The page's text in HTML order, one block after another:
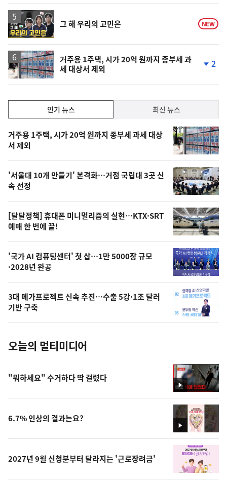
상
승
영
상
그 해 우리의 고민은 NEW
거주용 1주택, 시가 20억 원까지 종부세 과
세 대상서 제외
하
락
2
기,
최
신,
오
늘
의
영
상
오
의
사
진
인기 뉴스 최신 뉴스
기
뉴
스
거주용 1주택, 시가 20억 원까지 종부세 과세 대상
서 제외
'서울대 10개 만들기' 본격화…거점 국립대 3곳 신
속 선정
[달달정책] 휴대폰 미니멀리즘의 실현…KTX·SRT
예매 한 번에 끝!
'국가 AI 컴퓨팅센터' 첫 삽…1만 5000장 규모
·2028년 완공
3대 메가프로젝트 신속 추진…수출 5강·1조 달러
기반 구축
오늘의 멀티미디어
영
상
"뭐하세요" 수거하다 딱 걸렸다
영
상
6.7% 인상의 결과는요?
2027년 9월 신청분부터 달라지는 '근로장려금'